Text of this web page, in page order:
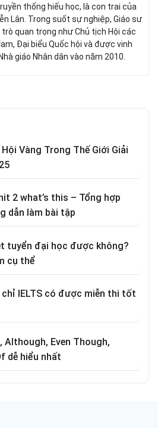
thống hiếu học, là con trai của
Lân. Trong suốt sự nghiệp, Giáo sư
quan trọng như Chủ tịch Hội các
Đại biểu Quốc hội và được vinh
giáo Nhân dân vào năm 2010.
Vàng Trong Thế Giới Giải
2 what’s this – Tổng hợp
dẫn làm bài tập
tuyển đại học được không?
cụ thể
chỉ IELTS có được miễn thi tốt
Although, Even Though,
dễ hiểu nhất